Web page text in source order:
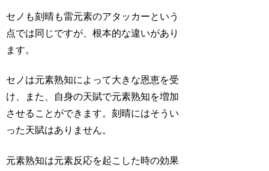
セノも刻晴も雷元素のアタッカーという
点では同じですが、根本的な違いがあり
ます。
セノは元素熟知によって大きな恩恵を受
け、また、自身の天賦で元素熟知を増加
させることができます。刻晴にはそうい
った天賦はありません。
元素熟知は元素反応を起こした時の効果